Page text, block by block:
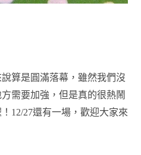
是圓滿落幕，雖然我們沒
需要加強，但是真的很熱鬧
12/27還有一場，歡迎大家來